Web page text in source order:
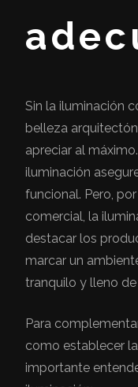
Sin la iluminación
belleza
apreciar al
iluminación
funcional. Pero,
comercial, la
destacar los
marcar un
tranquilo y lleno de
Para
como establecer
importante